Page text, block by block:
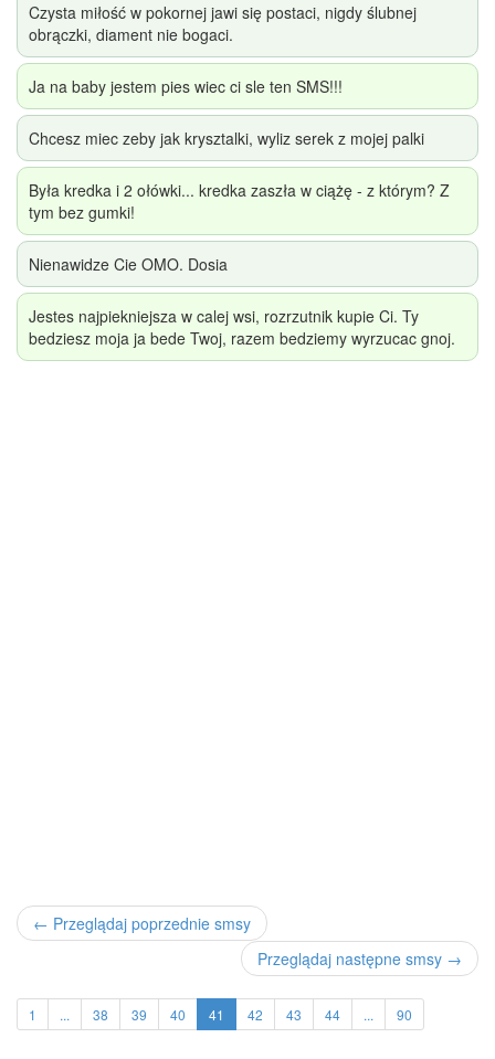
Czysta miłość w pokornej jawi się postaci, nigdy ślubnej
obrączki, diament nie bogaci.
Ja na baby jestem pies wiec ci sle ten SMS!!!
Chcesz miec zeby jak krysztalki, wyliz serek z mojej palki
Była kredka i 2 ołówki... kredka zaszła w ciążę - z którym? Z
tym bez gumki!
Nienawidze Cie OMO. Dosia
Jestes najpiekniejsza w calej wsi, rozrzutnik kupie Ci. Ty
bedziesz moja ja bede Twoj, razem bedziemy wyrzucac gnoj.
← Przeglądaj poprzednie smsy
Przeglądaj następne smsy →
1 ... 38 39 40 41 42 43 44 ... 90